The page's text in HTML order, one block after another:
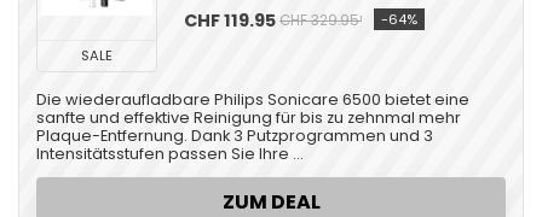
SALE
CHF 119.95CHF 329.95¹ -64%
Die wiederaufladbare Philips Sonicare 6500 bietet eine
sanfte und effektive Reinigung für bis zu zehnmal mehr
Plaque-Entfernung. Dank 3 Putzprogrammen und 3
Intensitätsstufen passen Sie Ihre ...
ZUM DEAL